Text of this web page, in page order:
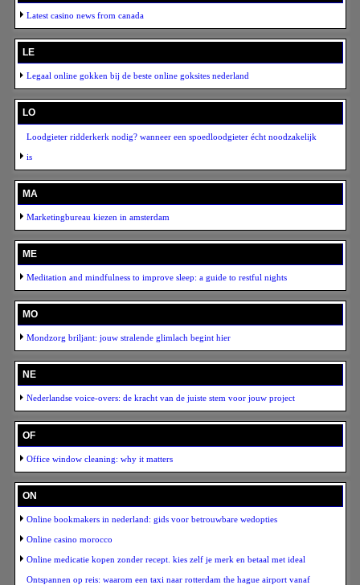
Latest casino news from canada
LE
Legaal online gokken bij de beste online goksites nederland
LO
Loodgieter ridderkerk nodig? wanneer een spoedloodgieter écht noodzakelijk
is
MA
Marketingbureau kiezen in amsterdam
ME
Meditation and mindfulness to improve sleep: a guide to restful nights
MO
Mondzorg briljant: jouw stralende glimlach begint hier
NE
Nederlandse voice-overs: de kracht van de juiste stem voor jouw project
OF
Office window cleaning: why it matters
ON
Online bookmakers in nederland: gids voor betrouwbare wedopties
Online casino morocco
Online medicatie kopen zonder recept. kies zelf je merk en betaal met ideal
Ontspannen op reis: waarom een taxi naar rotterdam the hague airport vanaf